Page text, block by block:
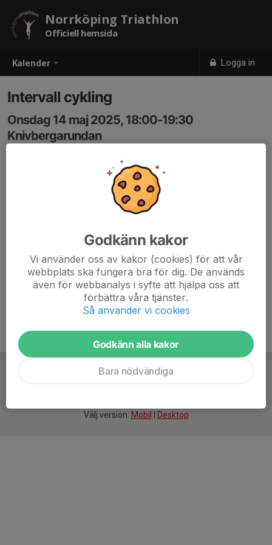
Kalender Logga in
Norrköping Triathlon
Officiell hemsida
Intervall cykling
Onsdag 14 maj 2025, 18:00-19:30
Knivbergarundan
Samling: 18:00, Östra eneby kyrka
Välj version: Mobil Desktop
Godkänn kakor
Vi använder oss av kakor (cookies) för att vår
webbplats ska fungera bra för dig. De används
även för webbanalys i syfte att hjälpa oss att
förbättra våra tjänster.
Så använder vi cookies
Godkänn alla kakor
Bara nödvändiga